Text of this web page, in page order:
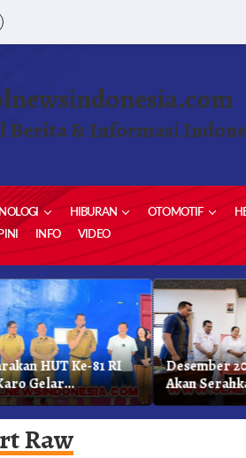
Berita & Informasi
HIBURAN OTOMOTIF
INFO VIDEO
HUT Ke-81 RI
Gelar
Olahraga
Desember
Akan
Kabanjahe
GBKP
Raw